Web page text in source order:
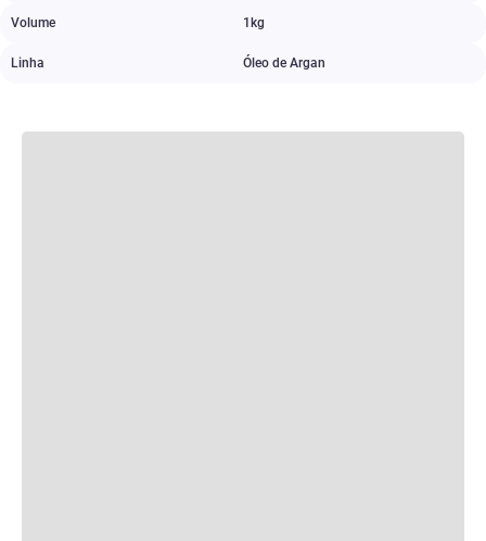
Volume 1kg
Linha Óleo de Argan